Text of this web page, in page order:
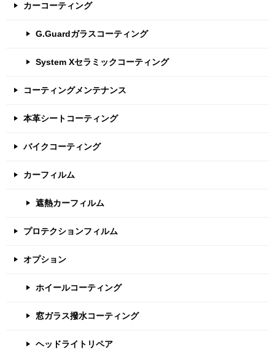
カーコーティング
G.Guardガラスコーティング
System Xセラミックコーティング
コーティングメンテナンス
本革シートコーティング
バイクコーティング
カーフィルム
遮熱カーフィルム
プロテクションフィルム
オプション
ホイールコーティング
窓ガラス撥水コーティング
ヘッドライトリペア